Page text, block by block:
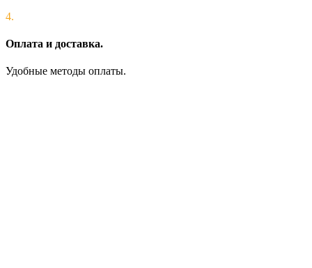
4.
Оплата и доставка.
Удобные методы оплаты.